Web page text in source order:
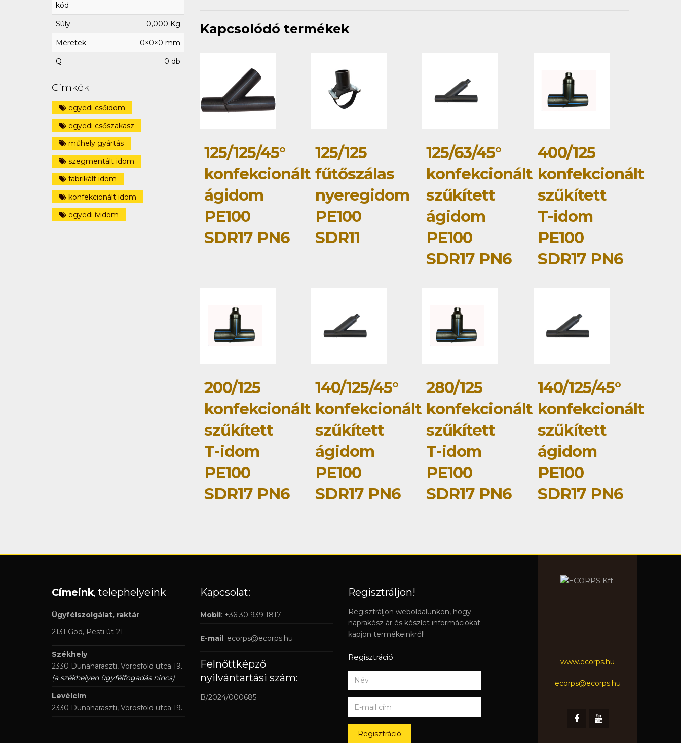
kód
Súly 0,000 Kg
Méretek 0×0×0 mm
Q 0 db
Címkék
egyedi csőidom
egyedi csőszakasz
műhely gyártás
szegmentált idom
fabrikált idom
konfekcionált idom
egyedi ívidom
Kapcsolódó termékek
125/125/45°
konfekcionált
ágidom
PE100
SDR17 PN6
125/125
fűtőszálas
nyeregidom
PE100
SDR11
125/63/45°
konfekcionált
szűkített
ágidom
PE100
SDR17 PN6
400/125
konfekcionált
szűkített
T-idom
PE100
SDR17 PN6
200/125
konfekcionált
szűkített
T-idom
PE100
SDR17 PN6
140/125/45°
konfekcionált
szűkített
ágidom
PE100
SDR17 PN6
280/125
konfekcionált
szűkített
T-idom
PE100
SDR17 PN6
140/125/45°
konfekcionált
szűkített
ágidom
PE100
SDR17 PN6
Címeink, telephelyeink
Ügyfélszolgálat, raktár
2131 Göd, Pesti út 21.
Székhely
2330 Dunaharaszti, Vörösföld utca 19.
(a székhelyen ügyfélfogadás nincs)
Levélcím
2330 Dunaharaszti, Vörösföld utca 19.
Kapcsolat:
Mobil: +36 30 939 1817
E-mail: ecorps@ecorps.hu
Felnőttképző
nyilvántartási szám:
B/2024/000685
Regisztráljon!
Regisztráljon weboldalunkon, hogy
naprakész ár és készlet információkat
kapjon termékeinkről!
Regisztráció
Regisztráció
www.ecorps.hu
ecorps@ecorps.hu